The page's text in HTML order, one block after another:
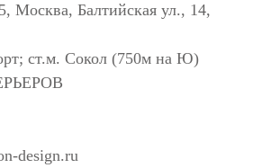
Москва, Балтийская ул., 14,
ст.м. Сокол (750м на Ю)
design.ru